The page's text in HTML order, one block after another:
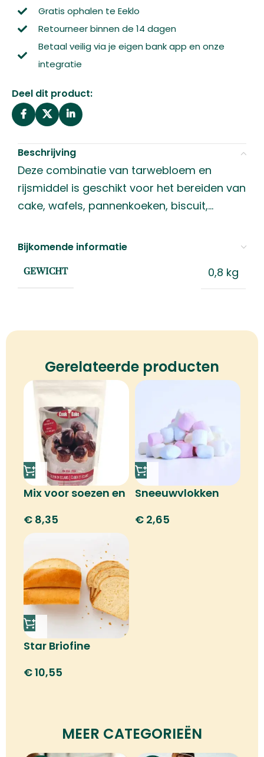
Gratis ophalen te Eeklo
Retourneer binnen de 14 dagen
Betaal veilig via je eigen bank app en onze
integratie
Deel dit product:
Beschrijving
Deze combinatie van tarwebloem en
rijsmiddel is geschikt voor het bereiden van
cake, wafels, pannenkoeken, biscuit,…
Bijkomende informatie
GEWICHT 0,8 kg
Gerelateerde producten
Mix voor soezen en
€ 8,35
Sneeuwvlokken
€ 2,65
Star Briofine
€10,55
MEER CATEGORIEËN